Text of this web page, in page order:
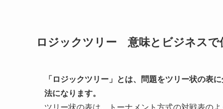
ロジックツリー 意味とビジネスで
「ロジックツリー」とは、問題をツリー状の表
法になります。